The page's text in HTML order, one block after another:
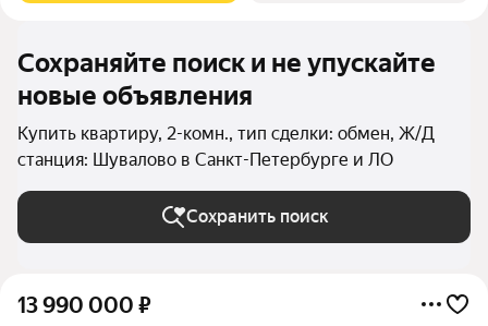
Сохраняйте поиск и не упускайте
новые объявления
Купить квартиру, 2-комн., тип сделки: обмен, Ж/Д
станция: Шувалово в Санкт-Петербурге и ЛО
Сохранить поиск
13 990 000 ₽